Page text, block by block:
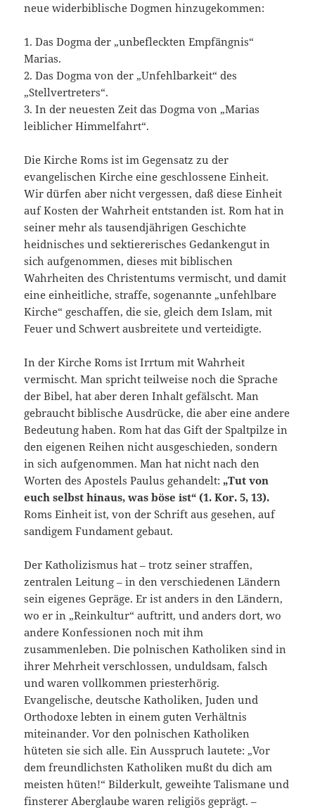
neue widerbiblische Dogmen hinzugekommen:
1. Das Dogma der „unbefleckten Empfängnis“
Marias.
2. Das Dogma von der „Unfehlbarkeit“ des
„Stellvertreters“.
3. In der neuesten Zeit das Dogma von „Marias
leiblicher Himmelfahrt“.
Die Kirche Roms ist im Gegensatz zu der
evangelischen Kirche eine geschlossene Einheit.
Wir dürfen aber nicht vergessen, daß diese Einheit
auf Kosten der Wahrheit entstanden ist. Rom hat in
seiner mehr als tausendjährigen Geschichte
heidnisches und sektiererisches Gedankengut in
sich aufgenommen, dieses mit biblischen
Wahrheiten des Christentums vermischt, und damit
eine einheitliche, straffe, sogenannte „unfehlbare
Kirche“ geschaffen, die sie, gleich dem Islam, mit
Feuer und Schwert ausbreitete und verteidigte.
In der Kirche Roms ist Irrtum mit Wahrheit
vermischt. Man spricht teilweise noch die Sprache
der Bibel, hat aber deren Inhalt gefälscht. Man
gebraucht biblische Ausdrücke, die aber eine andere
Bedeutung haben. Rom hat das Gift der Spaltpilze in
den eigenen Reihen nicht ausgeschieden, sondern
in sich aufgenommen. Man hat nicht nach den
Worten des Apostels Paulus gehandelt: „Tut von
euch selbst hinaus, was böse ist“ (1. Kor. 5, 13).
Roms Einheit ist, von der Schrift aus gesehen, auf
sandigem Fundament gebaut.
Der Katholizismus hat – trotz seiner straffen,
zentralen Leitung – in den verschiedenen Ländern
sein eigenes Gepräge. Er ist anders in den Ländern,
wo er in „Reinkultur“ auftritt, und anders dort, wo
andere Konfessionen noch mit ihm
zusammenleben. Die polnischen Katholiken sind in
ihrer Mehrheit verschlossen, unduldsam, falsch
und waren vollkommen priesterhörig.
Evangelische, deutsche Katholiken, Juden und
Orthodoxe lebten in einem guten Verhältnis
miteinander. Vor den polnischen Katholiken
hüteten sie sich alle. Ein Ausspruch lautete: „Vor
dem freundlichsten Katholiken mußt du dich am
meisten hüten!“ Bilderkult, geweihte Talismane und
finsterer Aberglaube waren religiös geprägt. –